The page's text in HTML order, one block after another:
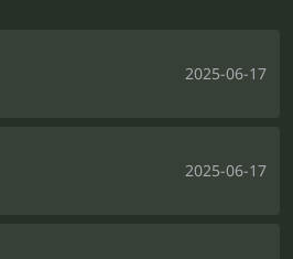
2025-06-17
2025-06-17